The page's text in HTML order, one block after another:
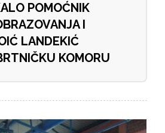
POMOĆNIK
I
LANDEKIĆ
KOMORU